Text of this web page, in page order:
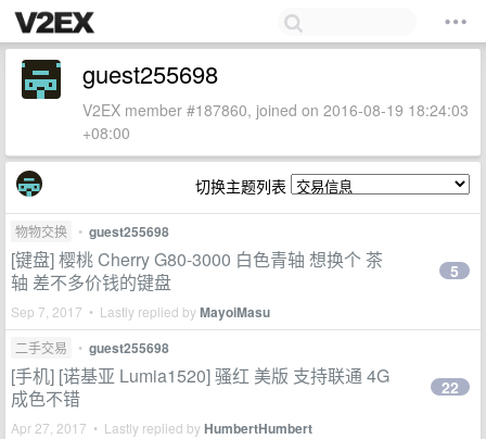
guest255698
V2EX member #187860, joined on 2016-08-19 18:24:03
+08:00
切换主题列表
物物交换 • guest255698
[键盘] 樱桃 Cherry G80-3000 白色青轴 想换个 茶
轴 差不多价钱的键盘
Sep 7, 2017 • Lastly replied byMayoiMasu
5
二手交易 • guest255698
[手机] [诺基亚 Lumia1520] 骚红 美版 支持联通 4G
成色不错
Apr 27, 2017 • Lastly replied byHumbertHumbert
22